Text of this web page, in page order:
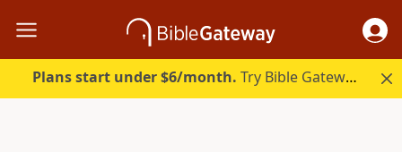
Plans start under $6/month. Try Bible Gateway Plus.